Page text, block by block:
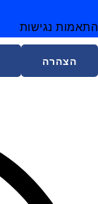
התאמות נגישות
הצהרה